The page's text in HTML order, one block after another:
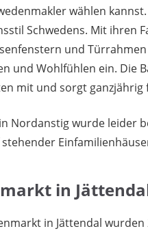
wählen
Schwedens. Mit ihren
und
und Wohlfühlen ein. Die
mit und sorgt ganzjährig
Nordanstig wurde leider
in
in Jättendal wurden